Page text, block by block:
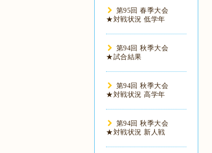
第95回 春季大会
★対戦状況 低学年
第94回 秋季大会
★試合結果
第94回 秋季大会
★対戦状況 高学年
第94回 秋季大会
★対戦状況 新人戦